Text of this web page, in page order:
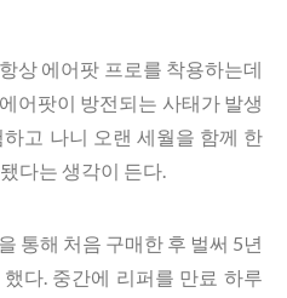
상 에어팟 프로를 착용하는데
어팟이 방전되는 사태가 발생
고 나니 오랜 세월을 함께 한
다는 생각이 든다.
통해 처음 구매한 후 벌써 5년
다. 중간에 리퍼를 만료 하루